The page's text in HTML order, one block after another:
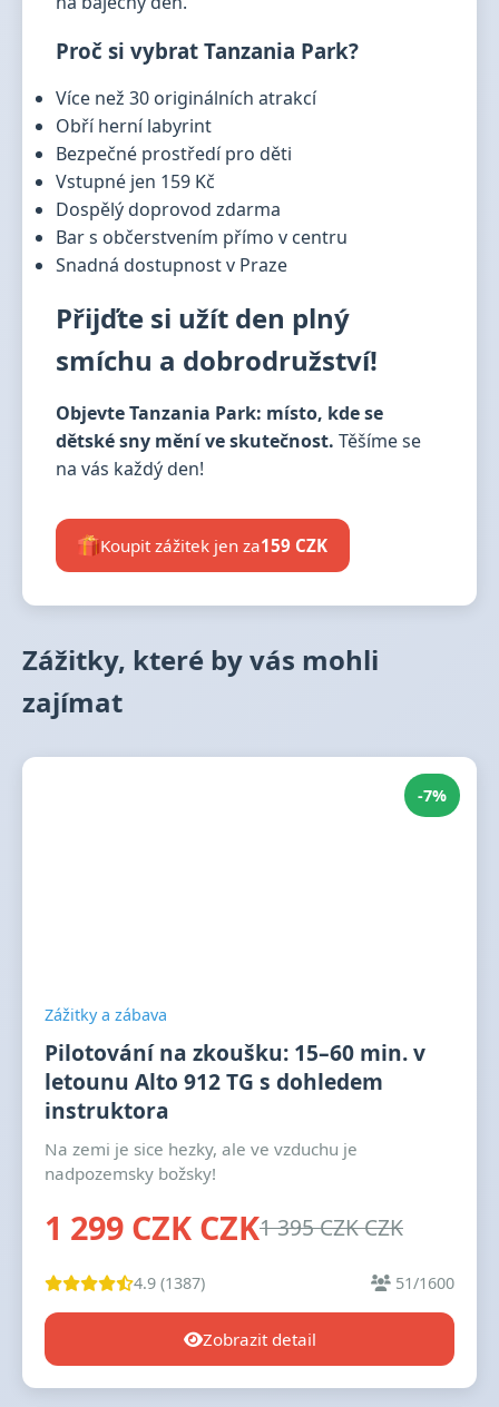
Proč si vybrat Tanzania Park?
Více než 30 originálních atrakcí
Obří herní labyrint
Bezpečné prostředí pro děti
Vstupné jen 159 Kč
Dospělý doprovod zdarma
Bar s občerstvením přímo v centru
Snadná dostupnost v Praze
Přijďte si užít den plný
smíchu a dobrodružství!
Objevte Tanzania Park: místo, kde se
dětské sny mění ve skutečnost. Těšíme se
na vás každý den!
Koupit zážitek jen za159 CZK
Zážitky, které by vás mohli
zajímat
-7%
Zážitky a zábava
Pilotování na zkoušku: 15–60 min. v
letounu Alto 912 TG s dohledem
instruktora
Na zemi je sice hezky, ale ve vzduchu je
nadpozemsky božsky!
1 299 CZK CZK1 395 CZK CZK
4.9 (1387) 51/1600
Zobrazit detail